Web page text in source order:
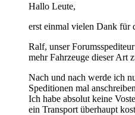
Hallo Leute,
erst einmal vielen Dank für
Ralf, unser
mehr Fahrzeuge dieser Art
Nach und nach werde ich
Speditionen mal
Ich habe absolut keine
ein Transport überhaupt